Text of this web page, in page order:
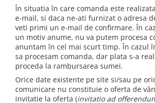
În situatia în care comanda este
e-mail, si daca ne-ati furnizat o adresa
veti primi un e-mail de confirmare. În
un motiv anume, nu va putem procesa
anuntam în cel mai scurt timp. În cazul
sa procesam comanda, dar plata s-a
proceda la rambursarea sumei.
Orice date existente pe site si/sau pe
comunicare nu constituie o oferta de
invitatie la oferta (invitatio ad